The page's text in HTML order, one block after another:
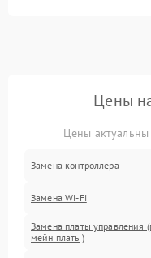
Цены
Цены
Замена контроллера
Замена Wi-Fi
Замена платы управления
мейн платы)